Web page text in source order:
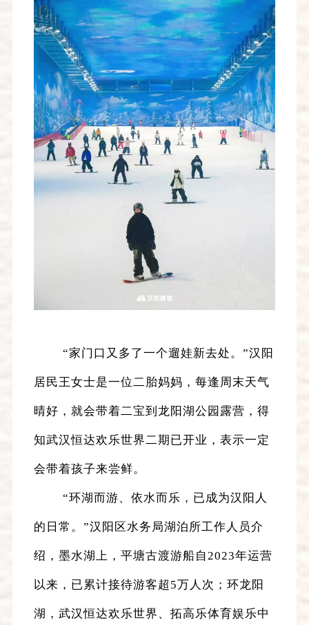
“家门口又多了一个遛娃新去处。”汉阳
居民王女士是一位二胎妈妈，每逢周末天气
晴好，就会带着二宝到龙阳湖公园露营，得
知武汉恒达欢乐世界二期已开业，表示一定
会带着孩子来尝鲜。
“环湖而游、依水而乐，已成为汉阳人
的日常。”汉阳区水务局湖泊所工作人员介
绍，墨水湖上，平塘古渡游船自2023年运营
以来，已累计接待游客超5万人次；环龙阳
湖，武汉恒达欢乐世界、拓高乐体育娱乐中